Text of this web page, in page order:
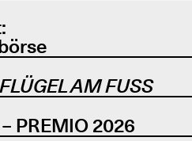
FLÜGEL AM FUSS
PREMIO 2026